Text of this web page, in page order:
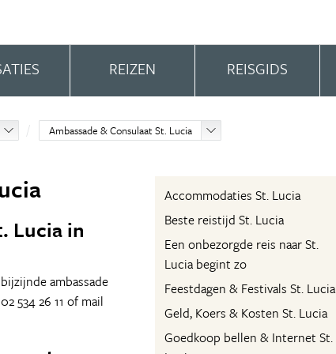
REIZEN REISGIDS
Ambassade & Consulaat St. Lucia
Accommodaties St. Lucia
Beste reistijd St. Lucia
Een onbezorgde reis naar St.
Lucia begint zo
Feestdagen & Festivals St. Lucia
Geld, Koers & Kosten St. Lucia
Goedkoop bellen & Internet St.
Lucia in
ambassade
534 26 11 of mail